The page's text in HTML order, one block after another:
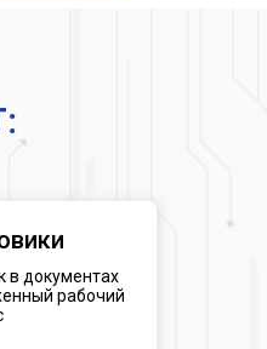
в документах
рабочий